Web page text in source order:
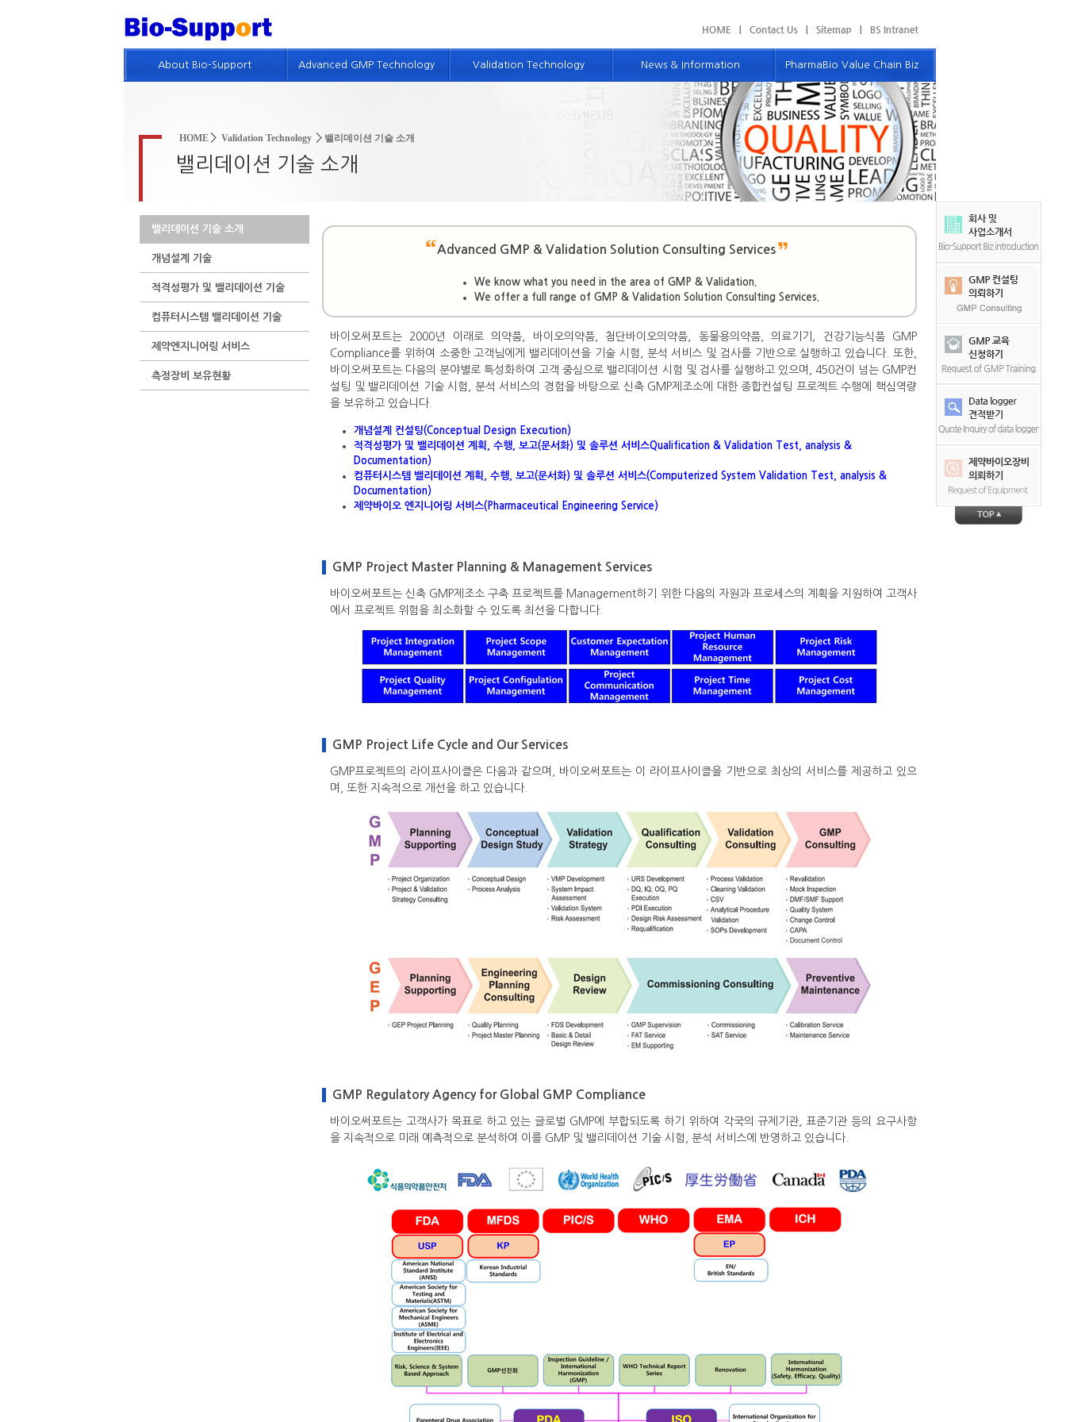
HOME Validation Technology 밸리데이션 기술 소개
밸리데이션 기술 소개
밸리데이션 기술 소개
개념설계 기술
적격성평가 및 밸리데이션 기술
컴퓨터시스템 밸리데이션 기술
제약엔지니어링 서비스
측정장비 보유현황
About Bio-Support
특허현황
회사위치
인재채용정보
Advanced GMP Technology Validation Technology News & Information
GMP 뉴스 및 정보
BS 뉴스 및 소식
Advanced GMP Communication
PharmaBio Value Chain Biz
밸류체인 사업소개
우리의 파트너
제품 및 서비스
컴퓨터화시스템
GMP 모듈러 컨스트럭션 서비스
Advanced GMP & Validation Solution Consulting Services
We know what you need in the area of GMP & Validation.
We offer a full range of GMP & Validation Solution Consulting Services.
바이오써포트는 2000년 이래로 의약품, 바이오의약품, 첨단바이오의약품, 동물용의약품, 의료기기, 건강기능식품 GMP
Compliance를 위하여 소중한 고객님에게 밸리데이션을 기술 시험, 분석 서비스 및 검사를 기반으로 실행하고 있습니다. 또한,
바이오써포트는 다음의 분야별로 특성화하여 고객 중심으로 밸리데이션 시험 및 검사를 실행하고 있으며, 450건이 넘는 GMP컨
설팅 및 밸리데이션 기술 시험, 분석 서비스의 경험을 바탕으로 신축 GMP제조소에 대한 종합컨설팅 프로젝트 수행에 핵심역량
을 보유하고 있습니다.
개념설계 컨설팅(Conceptual Design Execution)
적격성평가 및 밸리데이션 계획, 수행, 보고(문서화) 및 솔루션 서비스Qualification & Validation Test, analysis &
Documentation)
컴퓨터시스템 밸리데이션 계획, 수행, 보고(문서화) 및 솔루션 서비스(Computerized System Validation Test, analysis &
Documentation)
제약바이오 엔지니어링 서비스(Pharmaceutical Engineering Service)
GMP Project Master Planning & Management Services
바이오써포트는 신축 GMP제조소 구축 프로젝트를 Management하기 위한 다음의 자원과 프로세스의 계획을 지원하여 고객사
에서 프로젝트 위험을 최소화할 수 있도록 최선을 다합니다.
GMP Project Life Cycle and Our Services
GMP프로젝트의 라이프사이클은 다음과 같으며, 바이오써포트는 이 라이프사이클을 기반으로 최상의 서비스를 제공하고 있으
며, 또한 지속적으로 개선을 하고 있습니다.
GMP Regulatory Agency for Global GMP Compliance
바이오써포트는 고객사가 목표로 하고 있는 글로벌 GMP에 부합되도록 하기 위하여 각국의 규제기관, 표준기관 등의 요구사항
을 지속적으로 미래 예측적으로 분석하여 이를 GMP 및 밸리데이션 기술 시험, 분석 서비스에 반영하고 있습니다.